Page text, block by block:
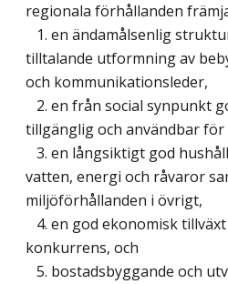
regionala förhållanden
1. en ändamålsenlig
tilltalande utformning av
och kommunikationsleder,
2. en från social synpunkt
tillgänglig och användbar
3. en långsiktigt god
vatten, energi och råvaror
miljöförhållanden i övrigt,
4. en god ekonomisk
konkurrens, och
5. bostadsbyggande och